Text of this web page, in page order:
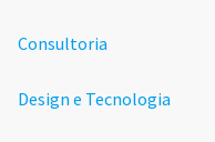
Consultoria
Design e Tecnologia